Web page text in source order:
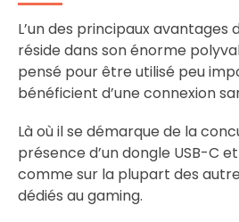
L’un des principaux avantages
réside dans son énorme
pensé pour être utilisé peu
bénéficient d’une connexion
Là où il se démarque de la
présence d’un dongle USB-C
comme sur la plupart des
dédiés au gaming.